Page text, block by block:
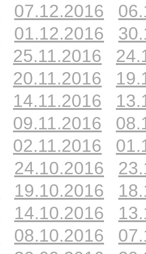
07.12.2016
01.12.2016
25.11.2016
20.11.2016
14.11.2016
09.11.2016
02.11.2016
24.10.2016
19.10.2016
14.10.2016
08.10.2016